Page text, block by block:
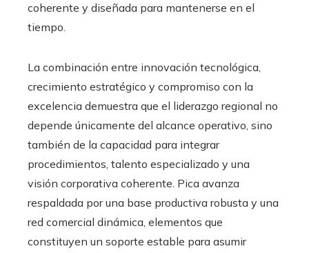
coherente y diseñada para mantenerse en el
tiempo.
La combinación entre innovación tecnológica,
crecimiento estratégico y compromiso con la
excelencia demuestra que el liderazgo regional no
depende únicamente del alcance operativo, sino
también de la capacidad para integrar
procedimientos, talento especializado y una
visión corporativa coherente. Pica avanza
respaldada por una base productiva robusta y una
red comercial dinámica, elementos que
constituyen un soporte estable para asumir